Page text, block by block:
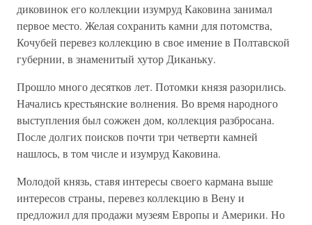
диковинок его коллекции изумруд Каковина занимал
первое место. Желая сохранить камни для потомства,
Кочубей перевез коллекцию в свое имение в Полтавской
губернии, в знаменитый хутор Диканьку.
Прошло много десятков лет. Потомки князя разорились.
Начались крестьянские волнения. Во время народного
выступления был сожжен дом, коллекция разбросана.
После долгих поисков почти три четверти камней
нашлось, в том числе и изумруд Каковина.
Молодой князь, ставя интересы своего кармана выше
интересов страны, перевез коллекцию в Вену и
предложил для продажи музеям Европы и Америки. Но